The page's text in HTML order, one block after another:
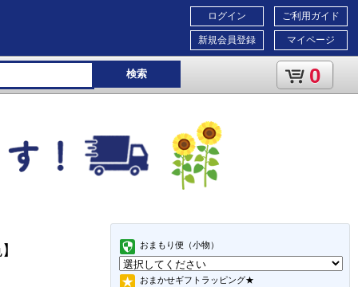
ご利用ガイド
マイページ
ログイン
新規会員登録
検索 0
おまもり便（小物）
おまかせギフトラッピング★